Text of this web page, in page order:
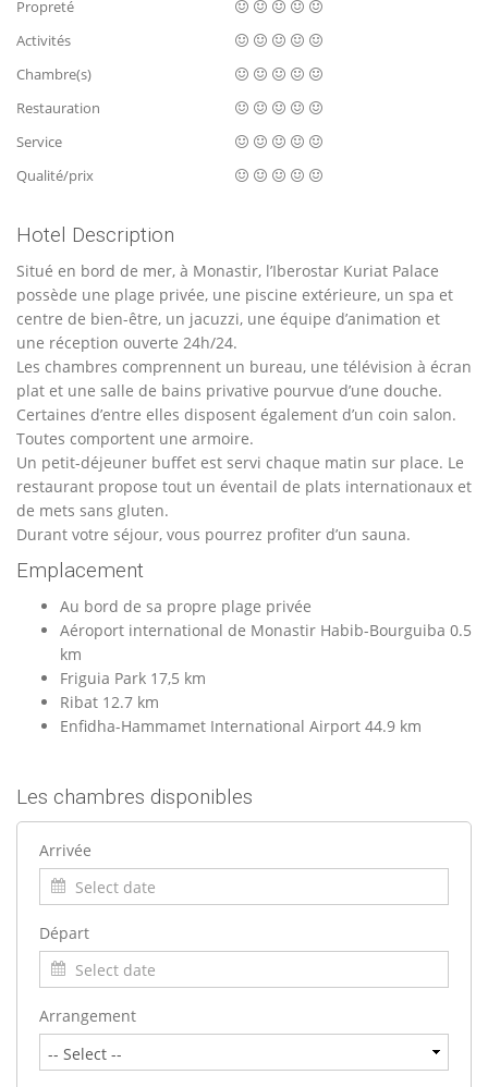
Propreté
Activités
Chambre(s)
Restauration
Service
Qualité/prix
Hotel Description
Situé en bord de mer, à Monastir, l’Iberostar Kuriat Palace
possède une plage privée, une piscine extérieure, un spa et
centre de bien-être, un jacuzzi, une équipe d’animation et
une réception ouverte 24h/24.
Les chambres comprennent un bureau, une télévision à écran
plat et une salle de bains privative pourvue d’une douche.
Certaines d’entre elles disposent également d’un coin salon.
Toutes comportent une armoire.
Un petit-déjeuner buffet est servi chaque matin sur place. Le
restaurant propose tout un éventail de plats internationaux et
de mets sans gluten.
Durant votre séjour, vous pourrez profiter d’un sauna.
Emplacement
Au bord de sa propre plage privée
Aéroport international de Monastir Habib-Bourguiba 0.5
km
Friguia Park 17,5 km
Ribat 12.7 km
Enfidha-Hammamet International Airport 44.9 km
Les chambres disponibles
Arrivée
Départ
Arrangement